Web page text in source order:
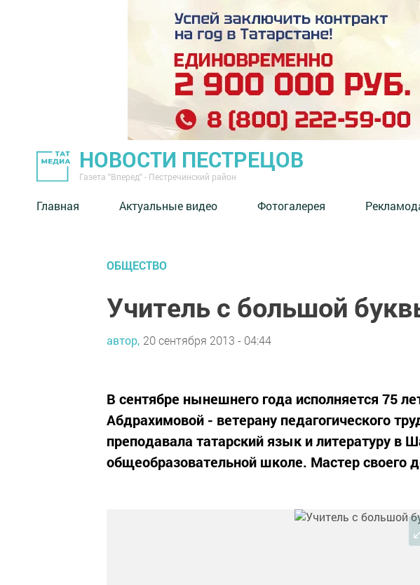
НОВОСТИ ПЕСТРЕЦОВ
Газета "Вперед" - Пестречинский район
Главная Актуальные видео Фотогалерея
ОБЩЕСТВО
Учитель с большой
автор, 20 сентября 2013 - 04:44
В сентябре нынешнего года исполняется 75
Абдрахимовой - ветерану педагогического
преподавала татарский язык и литературу в
общеобразовательной школе. Мастер своего